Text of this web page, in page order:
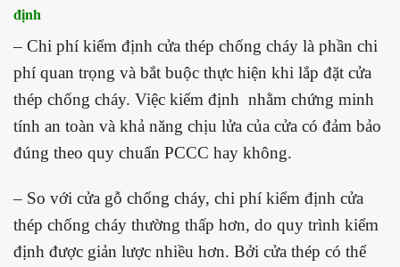
định
– Chi phí kiểm định cửa thép chống cháy là phần chi
phí quan trọng và bắt buộc thực hiện khi lắp đặt cửa
thép chống cháy. Việc kiểm định nhằm chứng minh
tính an toàn và khả năng chịu lửa của cửa có đảm bảo
đúng theo quy chuẩn PCCC hay không.
– So với cửa gỗ chống cháy, chi phí kiểm định cửa
thép chống cháy thường thấp hơn, do quy trình kiểm
định được giản lược nhiều hơn. Bởi cửa thép có thể